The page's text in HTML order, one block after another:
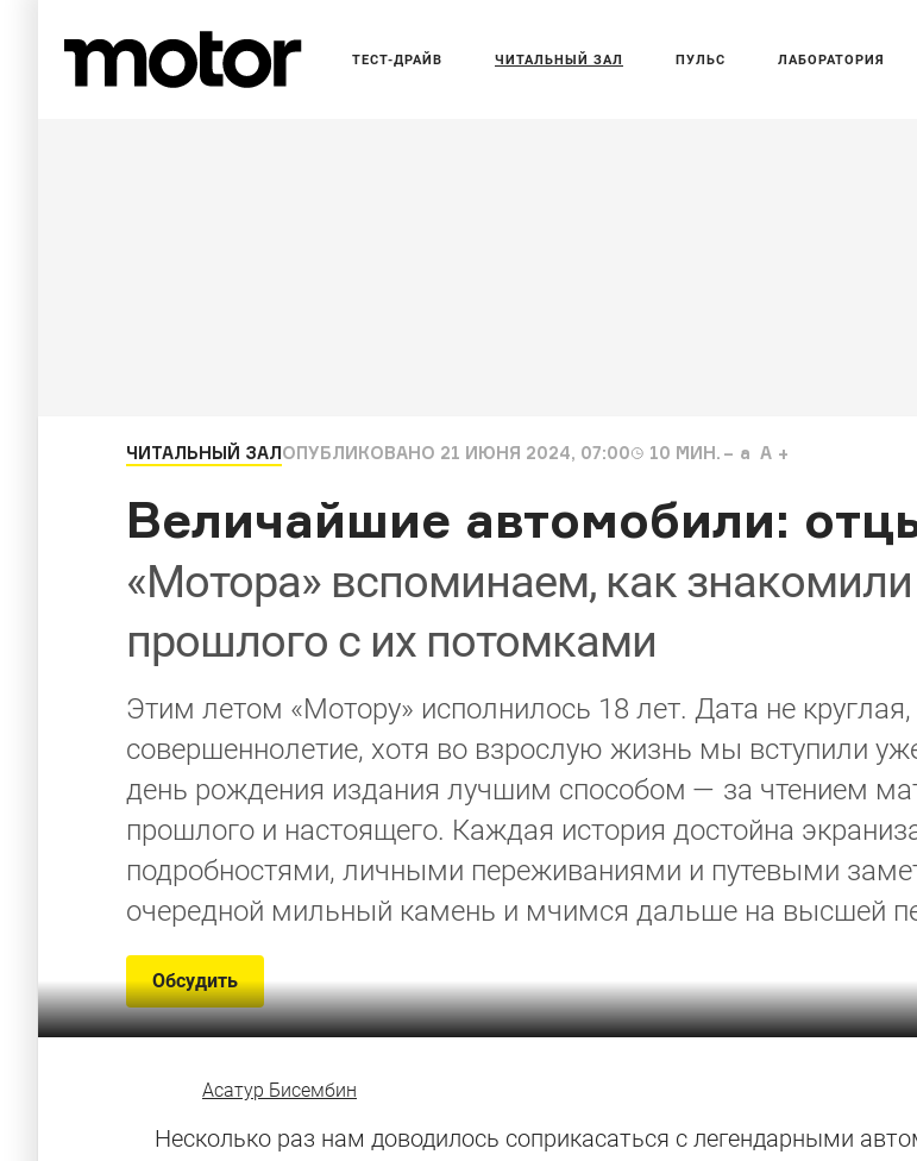
ТЕСТ-ДРАЙВ ЧИТАЛЬНЫЙ ЗАЛ ПУЛЬС ЛАБОРАТОРИЯ
ЧИТАЛЬНЫЙ ЗАЛОПУБЛИКОВАНО 21 ИЮНЯ 2024, 07:00 10 МИН. a A
Величайшие автомобили:
«Мотора» вспоминаем, как
прошлого с их потомками
Этим летом «Мотору» исполнилось 18 лет. Дата не
совершеннолетие, хотя во взрослую жизнь мы вступили
день рождения издания лучшим способом — за чтением
прошлого и настоящего. Каждая история достойна
подробностями, личными переживаниями и путевыми
очередной мильный камень и мчимся дальше на высшей
Обсудить
Асатур Бисембин
Несколько раз нам доводилось соприкасаться с легендарными